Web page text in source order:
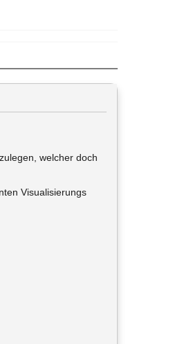
welcher doch
Visualisierungs